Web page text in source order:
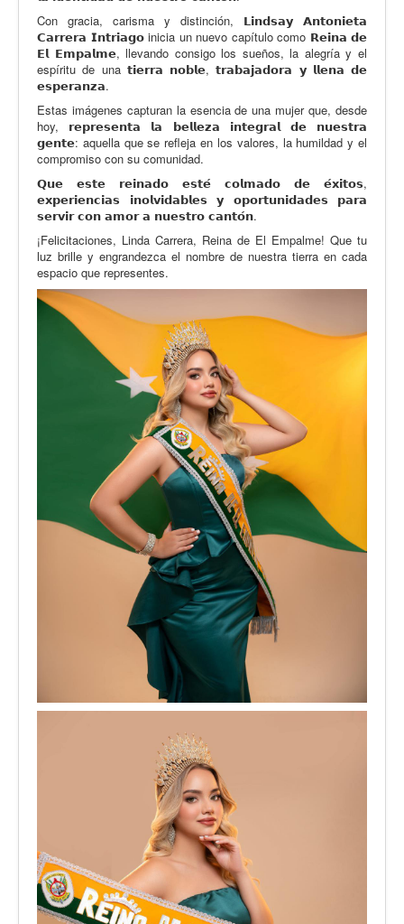
Con gracia, carisma y distinción, 𝗟𝗶𝗻𝗱𝘀𝗮𝘆 𝗔𝗻𝘁𝗼𝗻𝗶𝗲𝘁𝗮
𝗖𝗮𝗿𝗿𝗲𝗿𝗮 𝗜𝗻𝘁𝗿𝗶𝗮𝗴𝗼 inicia un nuevo capítulo como 𝗥𝗲𝗶𝗻𝗮 𝗱𝗲
𝗘𝗹 𝗘𝗺𝗽𝗮𝗹𝗺𝗲, llevando consigo los sueños, la alegría y el
espíritu de una 𝘁𝗶𝗲𝗿𝗿𝗮 𝗻𝗼𝗯𝗹𝗲, 𝘁𝗿𝗮𝗯𝗮𝗷𝗮𝗱𝗼𝗿𝗮 𝘆 𝗹𝗹𝗲𝗻𝗮 𝗱𝗲
𝗲𝘀𝗽𝗲𝗿𝗮𝗻𝘇𝗮.
Estas imágenes capturan la esencia de una mujer que, desde
hoy, 𝗿𝗲𝗽𝗿𝗲𝘀𝗲𝗻𝘁𝗮 𝗹𝗮 𝗯𝗲𝗹𝗹𝗲𝘇𝗮 𝗶𝗻𝘁𝗲𝗴𝗿𝗮𝗹 𝗱𝗲 𝗻𝘂𝗲𝘀𝘁𝗿𝗮
𝗴𝗲𝗻𝘁𝗲: aquella que se refleja en los valores, la humildad y el
compromiso con su comunidad.
𝗤𝘂𝗲 𝗲𝘀𝘁𝗲 𝗿𝗲𝗶𝗻𝗮𝗱𝗼 𝗲𝘀𝘁𝗲́ 𝗰𝗼𝗹𝗺𝗮𝗱𝗼 𝗱𝗲 𝗲́𝘅𝗶𝘁𝗼𝘀,
𝗲𝘅𝗽𝗲𝗿𝗶𝗲𝗻𝗰𝗶𝗮𝘀 𝗶𝗻𝗼𝗹𝘃𝗶𝗱𝗮𝗯𝗹𝗲𝘀 𝘆 𝗼𝗽𝗼𝗿𝘁𝘂𝗻𝗶𝗱𝗮𝗱𝗲𝘀 𝗽𝗮𝗿𝗮
𝘀𝗲𝗿𝘃𝗶𝗿 𝗰𝗼𝗻 𝗮𝗺𝗼𝗿 𝗮 𝗻𝘂𝗲𝘀𝘁𝗿𝗼 𝗰𝗮𝗻𝘁𝗼́𝗻.
¡Felicitaciones, Linda Carrera, Reina de El Empalme! Que tu
luz brille y engrandezca el nombre de nuestra tierra en cada
espacio que representes.